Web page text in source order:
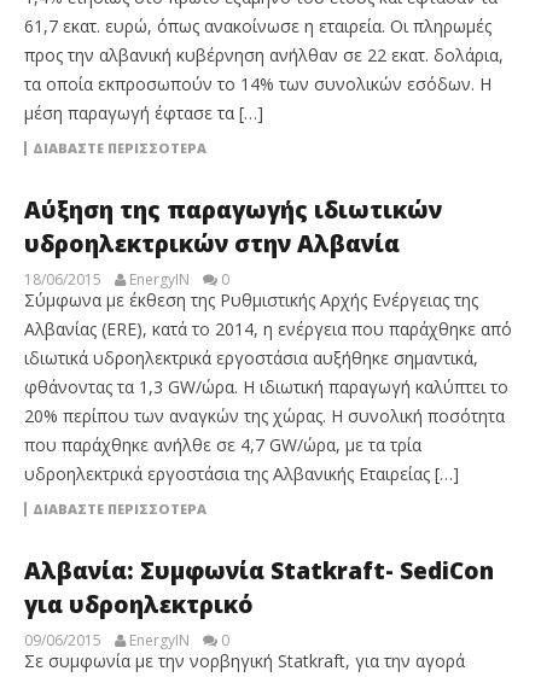
61,7 εκατ. ευρώ, όπως ανακοίνωσε η εταιρεία. Οι πληρωμές
προς την αλβανική κυβέρνηση ανήλθαν σε 22 εκατ. δολάρια,
τα οποία εκπροσωπούν το 14% των συνολικών εσόδων. Η
μέση παραγωγή έφτασε τα […]
ΔΙΑΒΆΣΤΕ ΠΕΡΙΣΣΌΤΕΡΑ
Αύξηση της παραγωγής ιδιωτικών
υδροηλεκτρικών στην Αλβανία
18/06/2015 EnergyIN 0
Σύμφωνα με έκθεση της Ρυθμιστικής Αρχής Ενέργειας της
Αλβανίας (ERE), κατά το 2014, η ενέργεια που παράχθηκε από
ιδιωτικά υδροηλεκτρικά εργοστάσια αυξήθηκε σημαντικά,
φθάνοντας τα 1,3 GW/ώρα. Η ιδιωτική παραγωγή καλύπτει το
20% περίπου των αναγκών της χώρας. Η συνολική ποσότητα
που παράχθηκε ανήλθε σε 4,7 GW/ώρα, με τα τρία
υδροηλεκτρικά εργοστάσια της Αλβανικής Εταιρείας […]
ΔΙΑΒΆΣΤΕ ΠΕΡΙΣΣΌΤΕΡΑ
Αλβανία: Συμφωνία Statkraft- SediCon
για υδροηλεκτρικό
09/06/2015 EnergyIN 0
Σε συμφωνία με την νορβηγική Statkraft, για την αγορά